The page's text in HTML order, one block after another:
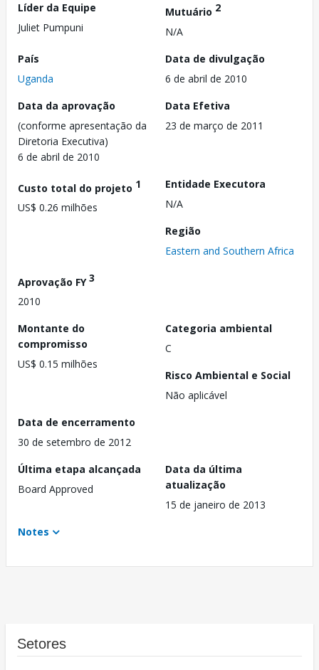
Líder da Equipe
Juliet Pumpuni
Mutuário 2
N/A
País
Uganda
Data de divulgação
6 de abril de 2010
Data da aprovação
(conforme apresentação da
Diretoria Executiva)
6 de abril de 2010
Data Efetiva
23 de março de 2011
Custo total do projeto 1
US$ 0.26 milhões
Entidade Executora
N/A
Região
Eastern and Southern Africa
Aprovação FY3
2010
Montante do
compromisso
US$ 0.15 milhões
Categoria ambiental
C
Risco Ambiental e Social
Não aplicável
Data de encerramento
30 de setembro de 2012
Última etapa alcançada
Board Approved
Data da última
atualização
15 de janeiro de 2013
Notes
Setores